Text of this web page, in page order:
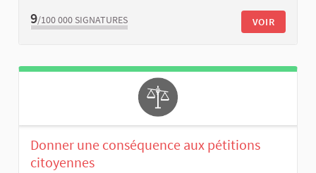
9/100 000 SIGNATURES VOIR
Donner une conséquence aux pétitions
citoyennes